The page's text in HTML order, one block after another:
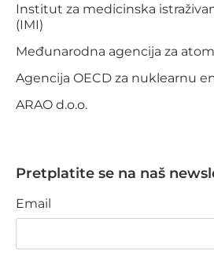
Institut za medicinska
(IMI)
Međunarodna agencija za
Agencija OECD za nuklearnu
ARAO d.o.o.
Pretplatite se na naš
Email